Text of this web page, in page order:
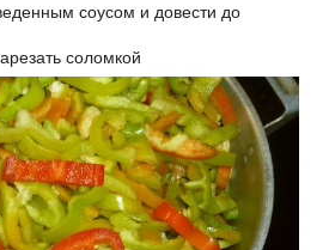
соусом и довести до
соломкой